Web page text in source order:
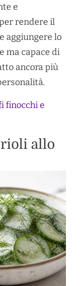
e
rendere il
aggiungere lo
ma capace di
ancora più
finocchi e
allo